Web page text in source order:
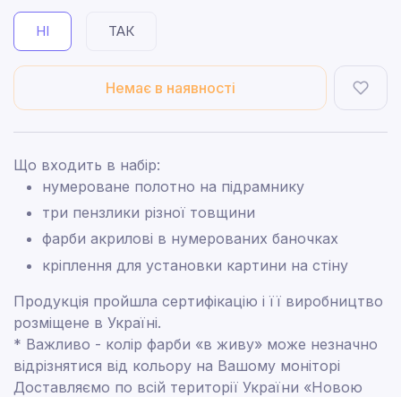
НІ ТАК
Немає в наявності
Що входить в набір:
нумероване полотно на підрамнику
три пензлики різної товщини
фарби акрилові в нумерованих баночках
кріплення для установки картини на стіну
Продукція пройшла сертифікацію і її виробництво
розміщене в Україні.
* Важливо - колір фарби «в живу» може незначно
відрізнятися від кольору на Вашому моніторі
Доставляємо по всій території України «Новою